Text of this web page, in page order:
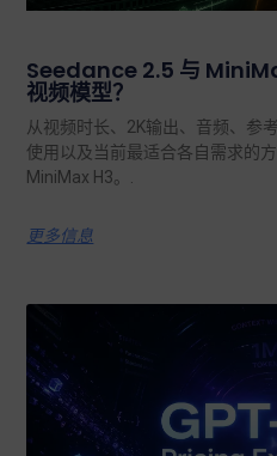
Seedance 2.5 与
视频模型？
从视频时长、2K输出、音频、参
使用以及当前最适合各自需求的
MiniMax H3。.
更多信息